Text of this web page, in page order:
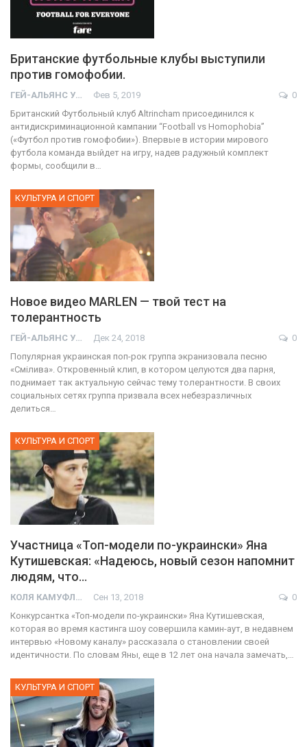
Британские футбольные клубы выступили
против гомофобии.
ГЕЙ-АЛЬЯНС УКРАИНА Фев 5, 2019
0
Британский Футбольный клуб Altrincham присоединился к
антидискриминационной кампании “Football vs Homophobia”
(«Футбол против гомофобии»). Впервые в истории мирового
футбола команда выйдет на игру, надев радужный комплект
формы, сообщили в
КУЛЬТУРА И СПОРТ
Новое видео MARLEN — твой тест на
толерантность
ГЕЙ-АЛЬЯНС УКРАИНА Дек 24, 2018
0
Популярная украинская поп-рок группа экранизовала песню
«Смiлива». Откровенный клип, в котором целуются два парня,
поднимает так актуальную сейчас тему толерантности. В своих
социальных сетях группа призвала всех небезразличных
делиться…
КУЛЬТУРА И СПОРТ
Участница «Топ-модели по-украински» Яна
Кутишевская: «Надеюсь, новый сезон напомнит
людям, что…
КОЛЯ КАМУФЛЯЖ Сен 13, 2018
0
Конкурсантка «Топ-модели по-украински» Яна Кутишевская,
которая во время кастинга шоу совершила камин-аут, в недавнем
интервью «Новому каналу» рассказала о становлении своей
идентичности. По словам Яны, еще в 12 лет она начала замечать,…
КУЛЬТУРА И СПОРТ